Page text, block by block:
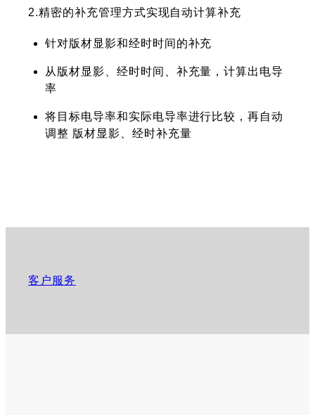
2.精密的补充管理方式实现自动计算补充
针对版材显影和经时时间的补充
从版材显影、经时时间、补充量，计算出电导
率
将目标电导率和实际电导率进行比较，再自动
调整 版材显影、经时补充量
客户服务